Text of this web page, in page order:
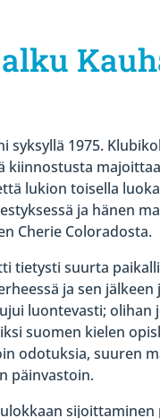
syksyllä 1975.
kiinnostusta
lukion toisella
ja hänen
Cherie Coloradosta.
tietysti suurta
ja sen
luontevasti;
suomen kielen
odotuksia, suuren
päinvastoin.